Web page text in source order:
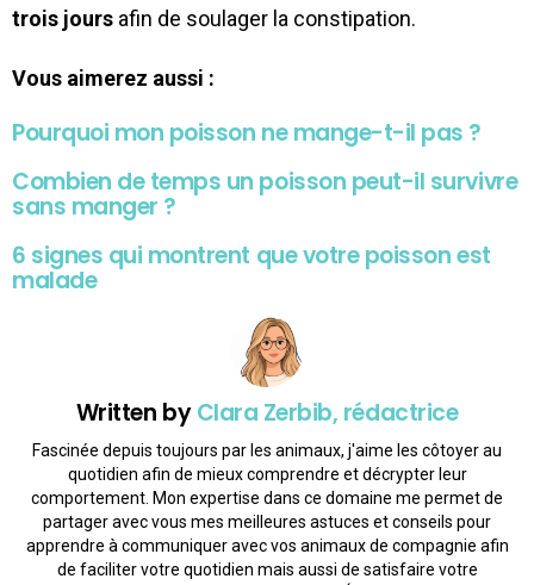
trois jours afin de soulager la constipation.
Vous aimerez aussi :
Pourquoi mon poisson ne mange-t-il pas ?
Combien de temps un poisson peut-il survivre
sans manger ?
6 signes qui montrent que votre poisson est
malade
Written byClara Zerbib, rédactrice
Fascinée depuis toujours par les animaux, j'aime les côtoyer au
quotidien afin de mieux comprendre et décrypter leur
comportement. Mon expertise dans ce domaine me permet de
partager avec vous mes meilleures astuces et conseils pour
apprendre à communiquer avec vos animaux de compagnie afin
de faciliter votre quotidien mais aussi de satisfaire votre